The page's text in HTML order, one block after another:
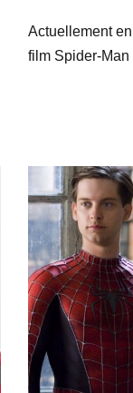
Actuellement
film Spider-Man